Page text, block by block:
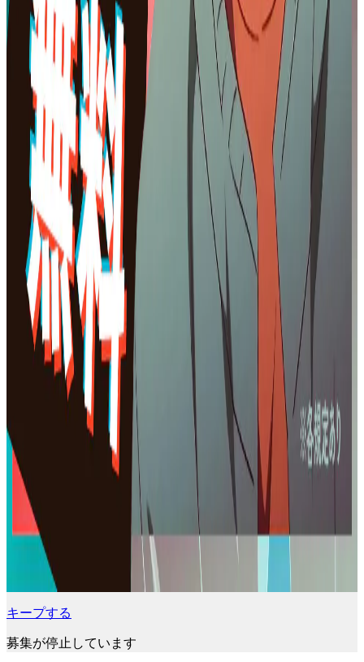
キープする
募集が停止しています